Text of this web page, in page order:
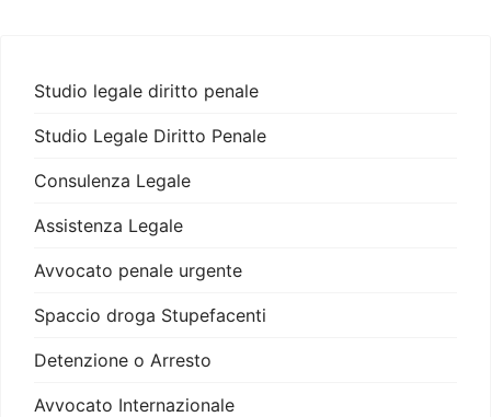
Studio legale diritto penale
Studio Legale Diritto Penale
Consulenza Legale
Assistenza Legale
Avvocato penale urgente
Spaccio droga Stupefacenti
Detenzione o Arresto
Avvocato Internazionale